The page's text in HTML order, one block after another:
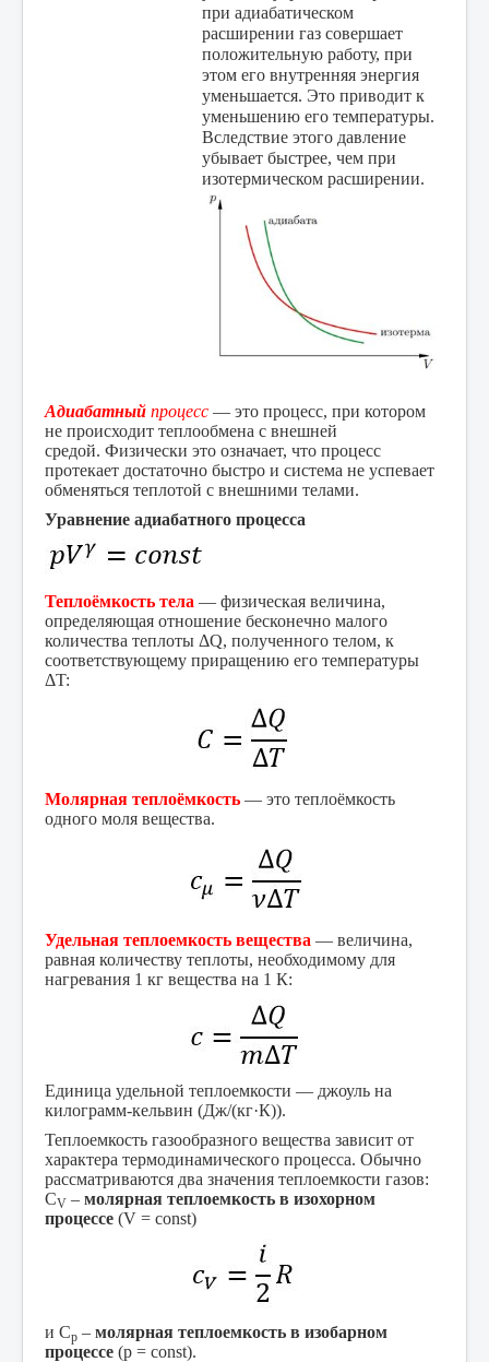
при адиабатическом
расширении газ совершает
положительную работу, при
этом его внутренняя энергия
уменьшается. Это приводит к
уменьшению его температуры.
Вследствие этого давление
убывает быстрее, чем при
изотермическом расширении.
Адиабатный процесс — это процесс, при котором
не происходит теплообмена с внешней
средой. Физически это означает, что процесс
протекает достаточно быстро и система не успевает
обменяться теплотой с внешними телами.
Уравнение адиабатного процесса
Теплоёмкость тела — физическая величина,
определяющая отношение бесконечно малого
количества теплоты ΔQ, полученного телом, к
соответствующему приращению его температуры
ΔT:
Молярная теплоёмкость — это теплоёмкость
одного моля вещества.
Удельная теплоемкость вещества — величина,
равная количеству теплоты, необходи­мому для
нагревания 1 кг вещества на 1 К:
Единица удельной теплоемкости — джоуль на
килограмм-кельвин (Дж/(кг·К)).
Теплоемкость газообразного вещества зависит от
характера термодинамического процесса. Обычно
рассматриваются два значения теплоемкости газов:
CV – молярная теплоемкость в изохорном
процессе (V = const)
и Cp – молярная теплоемкость в изобарном
процессе (p = const).